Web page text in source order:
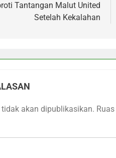
Tantangan Malut United
Setelah Kekalahan
akan dipublikasikan.